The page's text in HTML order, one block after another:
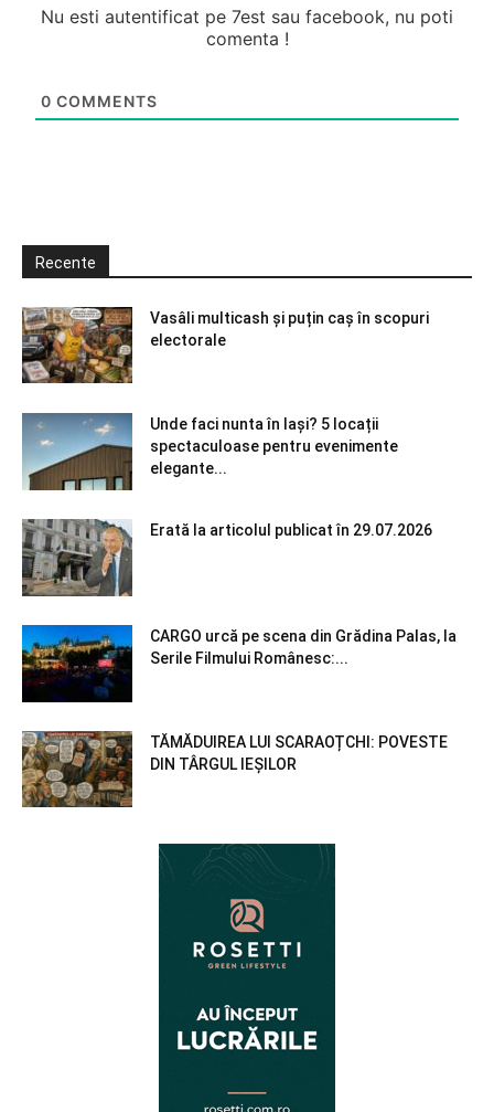
Nu esti autentificat pe 7est sau facebook, nu poti
comenta !
0 COMMENTS
Recente
Vasâli multicash și puțin caș în scopuri
electorale
Unde faci nunta în Iași? 5 locații
spectaculoase pentru evenimente
elegante...
Erată la articolul publicat în 29.07.2026
CARGO urcă pe scena din Grădina Palas, la
Serile Filmului Românesc:...
TĂMĂDUIREA LUI SCARAOȚCHI: POVESTE
DIN TÂRGUL IEȘILOR